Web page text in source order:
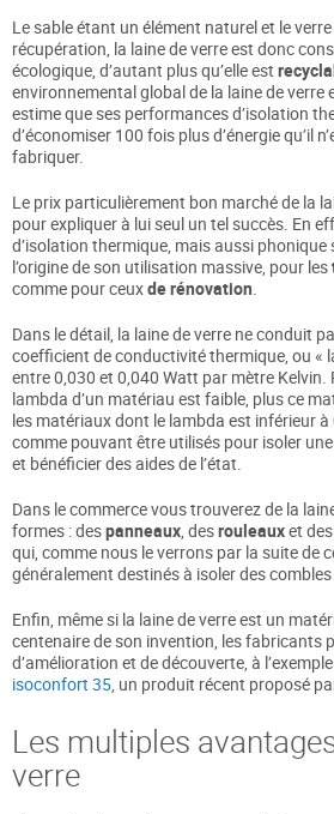
Le sable étant un élément naturel et le
récupération, la laine de verre est donc
écologique, d’autant plus qu’elle est
environnemental global de la laine de verre
estime que ses performances d’isolation
d’économiser 100 fois plus d’énergie qu’il
fabriquer.
Le prix particulièrement bon marché de la
pour expliquer à lui seul un tel succès. En
d’isolation thermique, mais aussi
l’origine de son utilisation massive, pour les
comme pour ceuxde rénovation.
Dans le détail, la laine de verre ne conduit
coefficient de conductivité thermique, ou «
entre 0,030 et 0,040 Watt par mètre Kelvin.
lambda d’un matériau est faible, plus ce
les matériaux dont le lambda est inférieur
comme pouvant être utilisés pour isoler
et bénéficier des aides de l’état.
Dans le commerce vous trouverez de la
formes : despanneaux, desrouleauxet des
qui, comme nous le verrons par la suite de
généralement destinés à isoler des
Enfin, même si la laine de verre est un
centenaire de son invention, les fabricants
d’amélioration et de découverte, à
isoconfort 35, un produit récent proposé
Les multiples
verre